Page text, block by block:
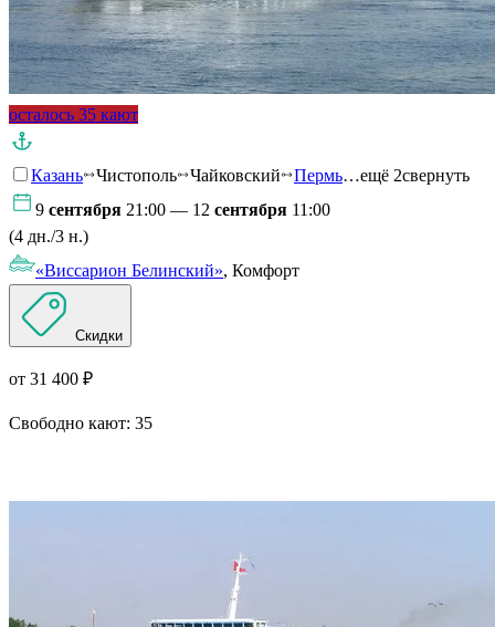
осталось 35 кают
Казань Чистополь Чайковский Пермь…ещё 2свернуть
9 сентября 21:00 — 12 сентября 11:00
(4 дн./3 н.)
«Виссарион Белинский», Комфорт
Скидки
от 31 400 ₽
Свободно кают: 35